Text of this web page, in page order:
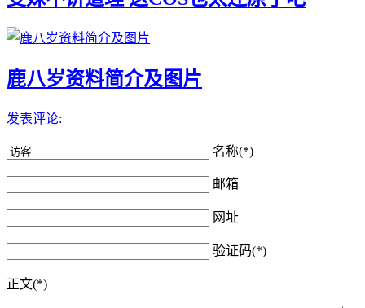
鹿八岁资料简介及图片
发表评论:
名称(*)
邮箱
网址
验证码(*)
正文(*)